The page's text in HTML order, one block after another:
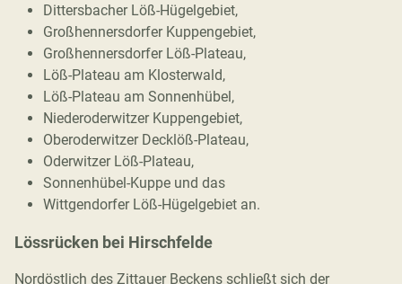
Dittersbacher Löß-Hügelgebiet,
Großhennersdorfer Kuppengebiet,
Großhennersdorfer Löß-Plateau,
Löß-Plateau am Klosterwald,
Löß-Plateau am Sonnenhübel,
Niederoderwitzer Kuppengebiet,
Oberoderwitzer Decklöß-Plateau,
Oderwitzer Löß-Plateau,
Sonnenhübel-Kuppe und das
Wittgendorfer Löß-Hügelgebiet an.
Lössrücken bei Hirschfelde
Nordöstlich des Zittauer Beckens schließt sich der